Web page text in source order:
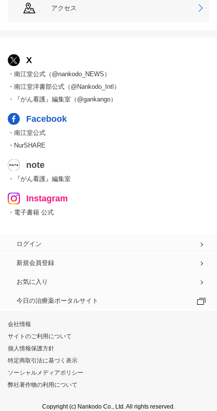
アクセス
X
・南江堂公式（@nankodo_NEWS）
・南江堂洋書部公式（@Nankodo_Intl）
・『がん看護』編集室（@gankango）
Facebook
・南江堂公式
・NurSHARE
note
・『がん看護』編集室
Instagram
・電子書籍 公式
ログイン
新規会員登録
お気に入り
今日の治療薬ポータルサイト
会社情報
サイトのご利用について
個人情報保護方針
特定商取引法に基づく表示
ソーシャルメディアポリシー
弊社著作物の利用について
Copyright (c) Nankodo Co., Ltd. All rights reserved.